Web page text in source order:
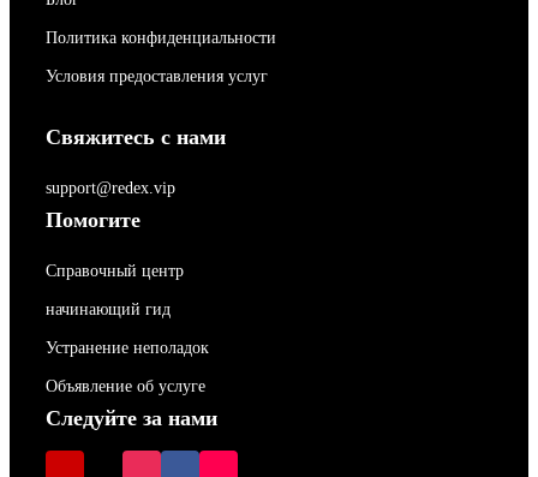
Политика конфиденциальности
Условия предоставления услуг
Свяжитесь с нами
support@redex.vip
Помогите
Справочный центр
начинающий гид
Устранение неполадок
Объявление об услуге
Следуйте за нами